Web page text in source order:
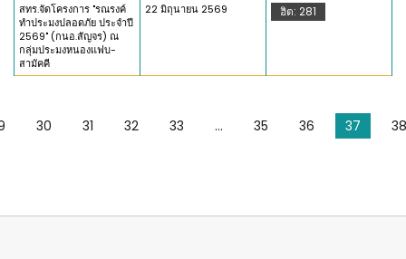
สทร.จัดโครงการ "รณรงค์
ทำประมงปลอดภัย ประจำปี
2569" (กนอ.สัญจร) ณ
กลุ่มประมงหนองแฟบ-
สามัคคี
22 มิถุนายน 2569 ฮิต: 281
30 31 32 33 ... 35 36 37 38